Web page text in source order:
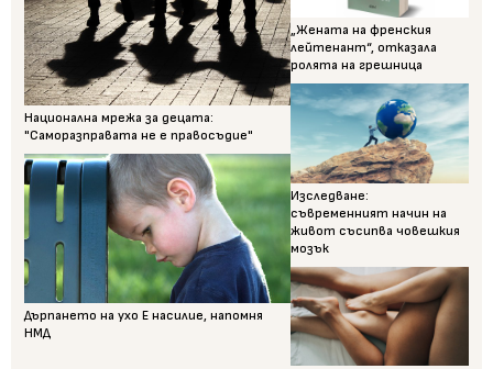
Национална мрежа за децата:
"Саморазправата не е правосъдие"
Дърпането на ухо Е насилие, напомня
НМД
„Жената на френския
лейтенант“, отказала
ролята на грешница
Изследване:
съвременният начин на
живот съсипва човешкия
мозък